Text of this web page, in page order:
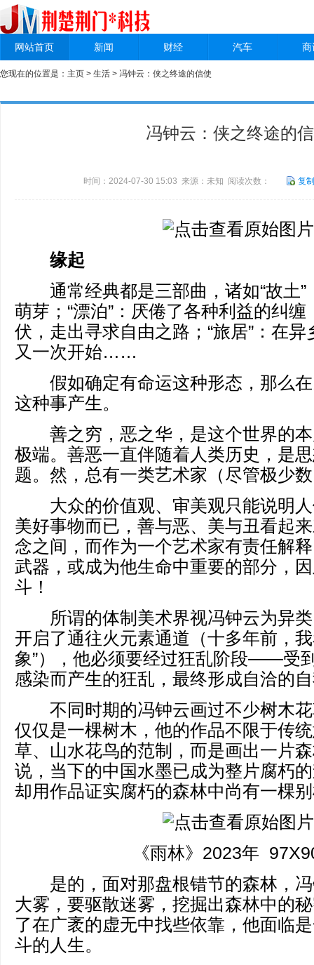
网站首页 新闻 财经 汽车
您现在的位置是： 主页 > 生活 > 冯钟云：侠之终途的信使
冯钟云：侠之终途的
时间：2024-07-30 15:03 来源：未知 阅读次数： 复
缘起
通常经典都是三部曲，诸如“故土”
萌芽；“漂泊”：厌倦了各种利益的纠
伏，走出寻求自由之路；“旅居”：在
又一次开始……
假如确定有命运这种形态，那么在
这种事产生。
善之穷，恶之华，是这个世界的本
极端。善恶一直伴随着人类历史，是
题。然，总有一类艺术家（尽管极少数
大众的价值观、审美观只能说明人
美好事物而已，善与恶、美与丑看起
念之间，而作为一个艺术家有责任解
武器，或成为他生命中重要的部分，
斗！
所谓的体制美术界视冯钟云为异类
开启了通往火元素通道（十多年前，
象”），他必须要经过狂乱阶段——受
感染而产生的狂乱，最终形成自洽的
不同时期的冯钟云画过不少树木花
仅仅是一棵树木，他的作品不限于传
草、山水花鸟的范制，而是画出一片
说，当下的中国水墨已成为整片腐朽
却用作品证实腐朽的森林中尚有一棵
《雨林》2023年
是的，面对那盘根错节的森林，冯
大雾，要驱散迷雾，挖掘出森林中的
了在广袤的虚无中找些依靠，他面临
斗的人生。